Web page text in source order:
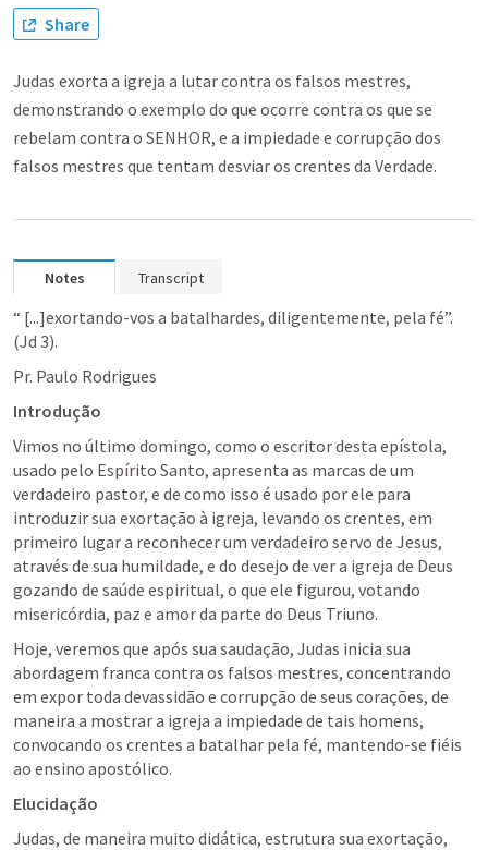
Share
Judas exorta a igreja a lutar contra os falsos mestres,
demonstrando o exemplo do que ocorre contra os que se
rebelam contra o SENHOR, e a impiedade e corrupção dos
falsos mestres que tentam desviar os crentes da Verdade.
Notes Transcript
“ [...]exortando-vos a batalhardes, diligentemente, pela fé”.
(Jd 3).
Pr. Paulo Rodrigues
Introdução
Vimos no último domingo, como o escritor desta epístola,
usado pelo Espírito Santo, apresenta as marcas de um
verdadeiro pastor, e de como isso é usado por ele para
introduzir sua exortação à igreja, levando os crentes, em
primeiro lugar a reconhecer um verdadeiro servo de Jesus,
através de sua humildade, e do desejo de ver a igreja de Deus
gozando de saúde espiritual, o que ele figurou, votando
misericórdia, paz e amor da parte do Deus Triuno.
Hoje, veremos que após sua saudação, Judas inicia sua
abordagem franca contra os falsos mestres, concentrando
em expor toda devassidão e corrupção de seus corações, de
maneira a mostrar a igreja a impiedade de tais homens,
convocando os crentes a batalhar pela fé, mantendo-se fiéis
ao ensino apostólico.
Elucidação
Judas, de maneira muito didática, estrutura sua exortação,